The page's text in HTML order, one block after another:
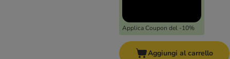
Applica Coupon del -10%
Aggiungi al carrello